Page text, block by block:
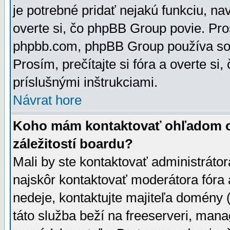
je potrebné pridať nejakú funkciu,
overte si, čo phpBB Group povie.
phpbb.com, phpBB Group používa
Prosím, prečítajte si fóra a overte
príslušnými inštrukciami.
Návrat hore
Koho mám kontaktovať ohľadom
záležitostí boardu?
Mali by ste kontaktovať
najskôr kontaktovať moderátora
nedeje, kontaktujte majiteľa
táto služba beží na freeserveri,